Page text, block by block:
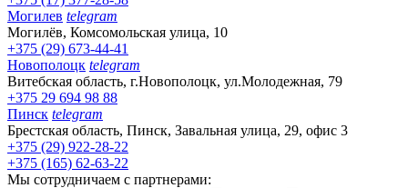
Могилев telegram
Могилёв, Комсомольская улица, 10
+375 (29) 673-44-41
Новополоцк telegram
Витебская область, г.Новополоцк, ул.Молодежная, 79
+375 29 694 98 88
Пинск telegram
Брестская область, Пинск, Завальная улица, 29, офис 3
+375 (29) 922-28-22
+375 (165) 62-63-22
Мы сотрудничаем с партнерами: